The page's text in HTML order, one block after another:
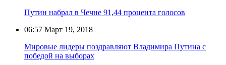
Путин набрал в Чечне 91,44 процента голосов
06:57 Март 19, 2018
Мировые лидеры поздравляют Владимира Путина с
победой на выборах